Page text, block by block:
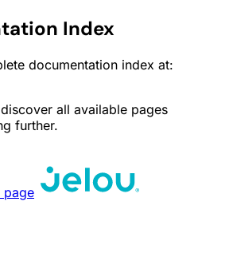
Index
documentation index at:
all available pages
further.
page